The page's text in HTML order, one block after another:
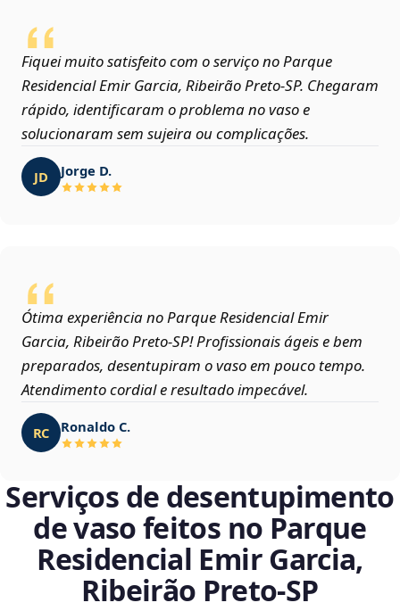
Fiquei muito satisfeito com o serviço no Parque
Residencial Emir Garcia, Ribeirão Preto‑SP. Chegaram
rápido, identificaram o problema no vaso e
solucionaram sem sujeira ou complicações.
JD Jorge D.
Ótima experiência no Parque Residencial Emir
Garcia, Ribeirão Preto‑SP! Profissionais ágeis e bem
preparados, desentupiram o vaso em pouco tempo.
Atendimento cordial e resultado impecável.
RC Ronaldo C.
Serviços de desentupimento
de vaso feitos no Parque
Residencial Emir Garcia,
Ribeirão Preto‑SP